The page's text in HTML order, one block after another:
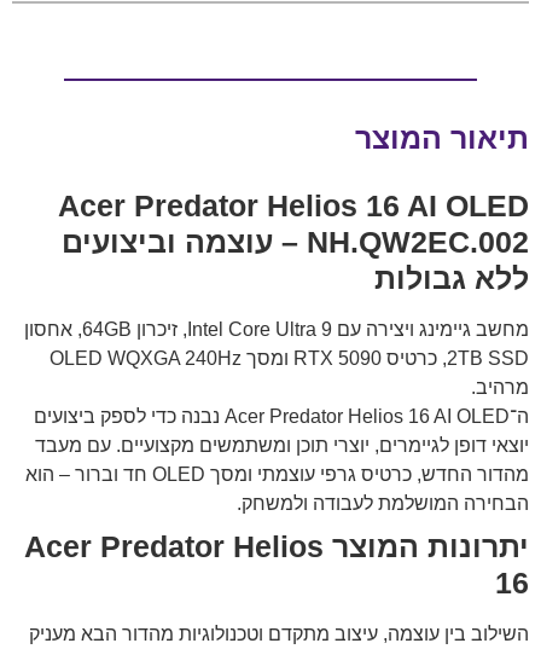
תיאור המוצר
Acer Predator Helios 16 AI OLED
NH.QW2EC.002 – עוצמה וביצועים
ללא גבולות
מחשב גיימינג ויצירה עם Intel Core Ultra 9, זיכרון 64GB, אחסון
2TB SSD, כרטיס RTX 5090 ומסך OLED WQXGA 240Hz
מרהיב.
ה־Acer Predator Helios 16 AI OLED נבנה כדי לספק ביצועים
יוצאי דופן לגיימרים, יוצרי תוכן ומשתמשים מקצועיים. עם מעבד
מהדור החדש, כרטיס גרפי עוצמתי ומסך OLED חד וברור – הוא
הבחירה המושלמת לעבודה ולמשחק.
יתרונות המוצר Acer Predator Helios
16
השילוב בין עוצמה, עיצוב מתקדם וטכנולוגיות מהדור הבא מעניק